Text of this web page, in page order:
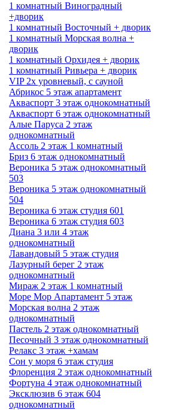
1 комнатный Виноградный
+дворик
1 комнатный Восточный + дворик
1 комнатный Морская волна +
дворик
1 комнатный Орхидея + дворик
1 комнатный Ривьера + дворик
VIP 2х уровневый, с сауной
Абрикос 5 этаж апартамент
Акваспорт 3 этаж однокомнатный
Акваспорт 6 этаж однокомнатный
Алые Паруса 2 этаж
однокомнатный
Ассоль 2 этаж 1 комнатный
Бриз 6 этаж однокомнатный
Вероника 5 этаж однокомнатный
503
Вероника 5 этаж однокомнатный
504
Вероника 6 этаж студия 601
Вероника 6 этаж студия 603
Диана 3 или 4 этаж
однокомнатный
Лавандовый 5 этаж студия
Лазурный берег 2 этаж
однокомнатный
Мираж 2 этаж 1 комнатный
Море Мор Апартамент 5 этаж
Морская волна 2 этаж
однокомнатный
Пастель 2 этаж однокомнатный
Песочный 3 этаж однокомнатный
Релакс 3 этаж +хамам
Сон у моря 6 этаж студия
Флоренция 2 этаж однокомнатный
Фортуна 4 этаж однокомнатный
Эксклюзив 6 этаж 604
однокомнатный